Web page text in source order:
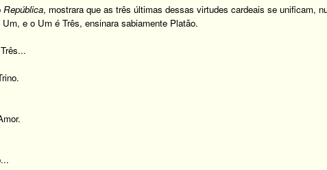
República, mostrara que as três últimas dessas virtudes cardeais se unificam,
e o Um é Três, ensinara sabiamente Platão.